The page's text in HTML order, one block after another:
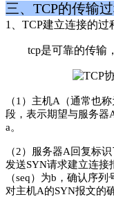
三、TCP的传输
1、TCP建立连接的过
tcp是可靠的传输
（1）主机A（通常也
段，表示期望与服务器
a。
（2）服务器A回复标
发送SYN请求建立连接
（seq）为b，确认序
对主机A的SYN报文的